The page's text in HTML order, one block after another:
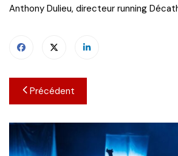
Anthony Dulieu, directeur running
Navigation
de
l’article
Précédent